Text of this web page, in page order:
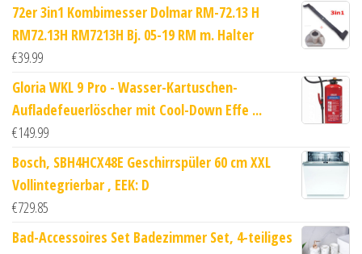
72er 3in1 Kombimesser Dolmar RM-72.13 H
RM72.13H RM7213H Bj. 05-19 RM m. Halter
€39.99
Gloria WKL 9 Pro - Wasser-Kartuschen-
Aufladefeuerlöscher mit Cool-Down Effe ...
€149.99
Bosch, SBH4HCX48E Geschirrspüler 60 cm XXL
Vollintegrierbar , EEK: D
€729.85
Bad-Accessoires Set Badezimmer Set, 4-teiliges